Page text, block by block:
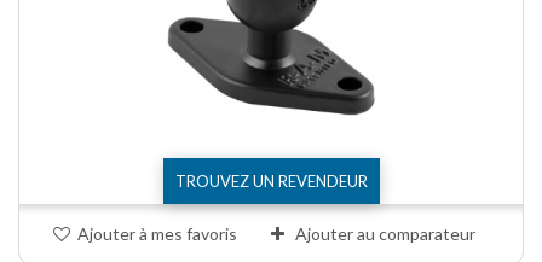
TROUVEZ UN REVENDEUR
Ajouter à mes favoris Ajouter au comparateur